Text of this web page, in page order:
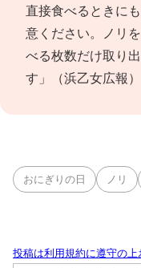
直接食べるときに
意ください。ノリ
べる枚数だけ取り
す」（浜乙女広報）
おにぎりの日 ノリ